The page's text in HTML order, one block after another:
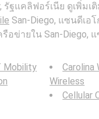
รัฐแคลิฟอร์เนีย ดูเพิ่ม
San-Diego, แซนดีเอโ
อข่ายใน San-Diego, แ
Mobility
Carolina
Wireless
Cellular